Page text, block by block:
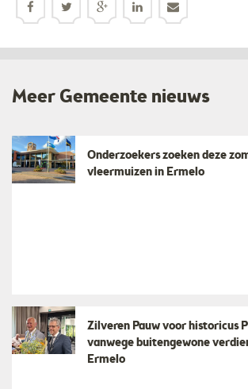
Meer Gemeente nieuws
Onderzoekers zoeken deze
vleermuizen in Ermelo
Zilveren Pauw voor historicus
vanwege buitengewone
Ermelo